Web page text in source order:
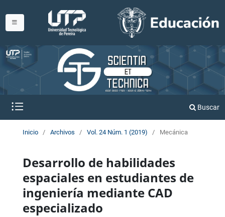
Buscar
Inicio / Archivos / Vol. 24 Núm. 1 (2019) / Mecánica
Desarrollo de habilidades
espaciales en estudiantes de
ingeniería mediante CAD
especializado